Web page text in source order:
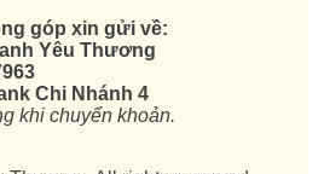
góp xin gửi về:
Yêu Thương
Chi Nhánh 4
khi chuyển khoản.